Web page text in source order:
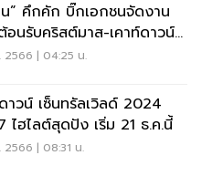
” คึกคัก บิ๊กเอกชนจัดงาน
นรับคริสต์มาส-เคาท์ดาวน์ปี
2566 | 04:25 น.
าวน์ เซ็นทรัลเวิลด์ 2024
ไฮไลต์สุดปัง เริ่ม 21 ธ.ค.นี้
2566 | 08:31 น.